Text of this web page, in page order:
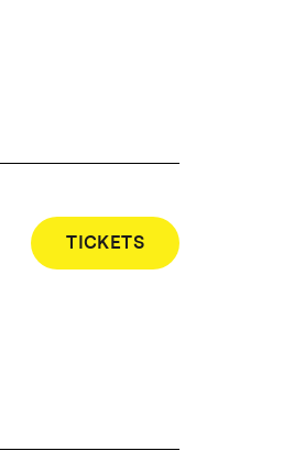
TICKETS